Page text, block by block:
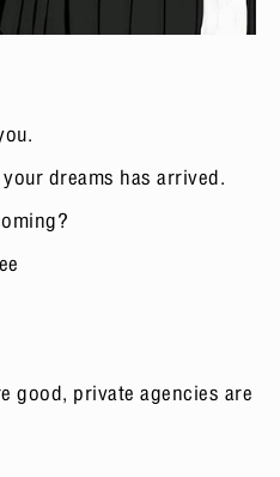
dreams has arrived.
good, private agencies are